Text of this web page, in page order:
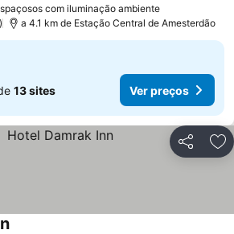
com iluminação ambiente
a 4.1 km de Estação Central de Amesterdão
13 sites Ver preços
Partilhar